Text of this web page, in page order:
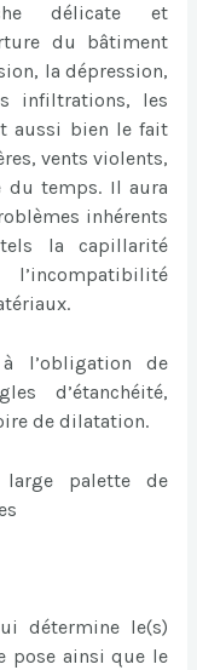
délicate et
du bâtiment
la dépression,
infiltrations, les
aussi bien le fait
vents violents,
du temps. Il aura
inhérents
la capillarité
l’obligation de
d’étanchéité,
de dilatation.
palette de
détermine le(s)
pose ainsi que le